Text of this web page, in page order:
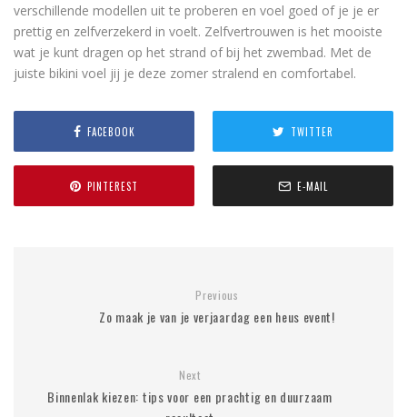
verschillende modellen uit te proberen en voel goed of je je er
prettig en zelfverzekerd in voelt. Zelfvertrouwen is het mooiste
wat je kunt dragen op het strand of bij het zwembad. Met de
juiste bikini voel jij je deze zomer stralend en comfortabel.
FACEBOOK TWITTER
PINTEREST E-MAIL
Previous
Zo maak je van je verjaardag een heus event!
Next
Binnenlak kiezen: tips voor een prachtig en duurzaam